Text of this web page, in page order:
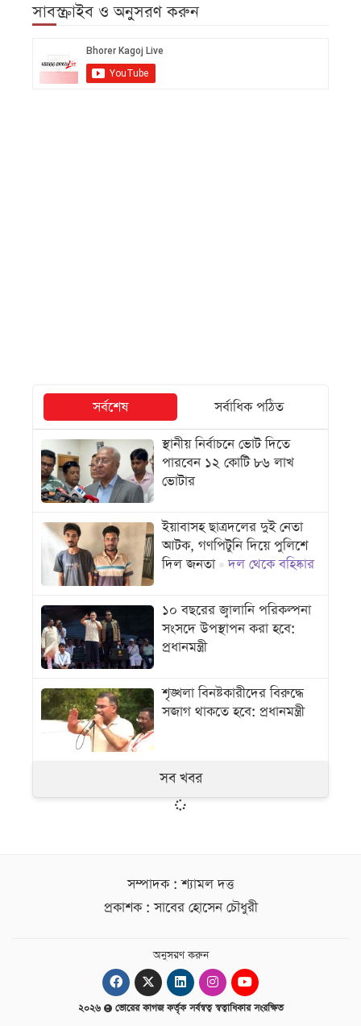
সাবস্ক্রাইব ও অনুসরণ করুন
সর্বশেষ
সর্বাধিক পঠিত
স্থানীয় নির্বাচনে ভোট দিতে
পারবেন ১২ কোটি ৮৬ লাখ
ভোটার
ইয়াবাসহ ছাত্রদলের দুই নেতা
আটক, গণপিটুনি দিয়ে পুলিশে
দিল জনতা
দল থেকে বহিষ্কার
১০ বছরের জ্বালানি পরিকল্পনা
সংসদে উপস্থাপন করা হবে:
প্রধানমন্ত্রী
শৃঙ্খলা বিনষ্টকারীদের বিরুদ্ধে
সজাগ থাকতে হবে: প্রধানমন্ত্রী
সব খবর
সম্পাদক : শ্যামল দত্ত
প্রকাশক : সাবের হোসেন চৌধুরী
অনুসরণ করুন
২০২৬ ভোরের কাগজ কর্তৃক সর্বস্বত্ব স্বত্বাধিকার সংরক্ষিত